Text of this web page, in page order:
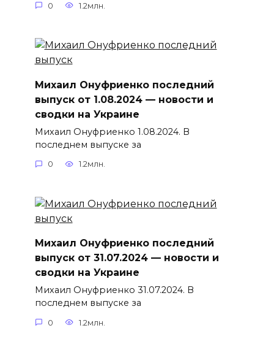
0 1.2млн.
Михаил Онуфриенко последний
выпуск от 1.08.2024 — новости и
сводки на Украине
Михаил Онуфриенко 1.08.2024. В
последнем выпуске за
0 1.2млн.
Михаил Онуфриенко последний
выпуск от 31.07.2024 — новости и
сводки на Украине
Михаил Онуфриенко 31.07.2024. В
последнем выпуске за
0 1.2млн.